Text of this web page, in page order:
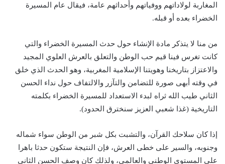
المغاربة لولاداتهم ووفياتهم وأحداثهم عامة، فيقال عام المسيرة
الخضراء بعده أو قبله.
من منا لا يتذكر مادة الإنشاء حول حدث المسيرة الخضراء والتي
كانت تغرس فينا قيم حب الوطن والتعلق بالعرش العلوي المجيد
والاعتزاز بتاريخنا وهويتنا الإسلامية المغربية، وهو الحدث الذي خلق
في وقته أبهى صورة للتضامن والتآزر والالتفاف حول نداء الحسن
الثاني طيب الله ثراه لبدء الاستعداد للمسيرة الخضراء بكلمته
التاريخية (غذا شعبي العزيز سنخترق الحدود).
إذا كان سلاحك القرآن، والتشبت بكل شبر من الوطن سواء شماله
وجنوبه، والسير على خطى العرش، فإن النتيجة ستكون حدثا باهرا
على المستوى الوطني والعالمي، ولذلك كان وصف الحسن الثاني